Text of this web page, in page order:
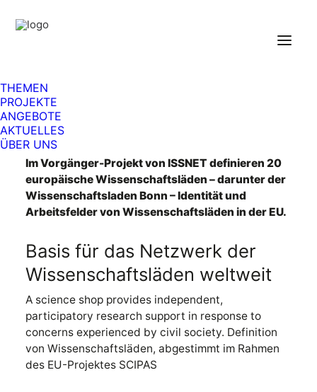
THEMEN
PROJEKTE
ANGEBOTE
AKTUELLES
ÜBER UNS
EU-Projekt SCIPAS
Im Vorgänger-Projekt von ISSNET definieren 20
europäische Wissenschaftsläden – darunter der
Wissenschaftsladen Bonn – Identität und
Arbeitsfelder von Wissenschaftsläden in der EU.
Basis für das Netzwerk der
Wissenschaftsläden weltweit
A science shop provides independent,
participatory research support in response to
concerns experienced by civil society. Definition
von Wissenschaftsläden, abgestimmt im Rahmen
des EU-Projektes SCIPAS